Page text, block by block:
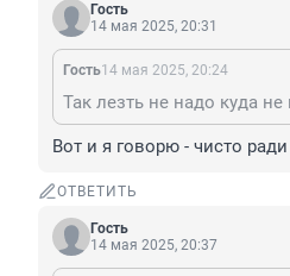
Гость
14 мая 2025, 20:31
Гость14 мая 2025, 20:24
Вот и я говорю - чисто
ОТВЕТИТЬ
Гость
14 мая 2025, 20:37